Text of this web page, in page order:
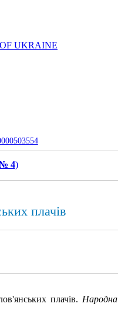
UKRAINE
№ 4)
плачів
плачів.